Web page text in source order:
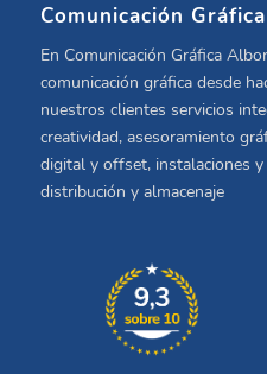
Comunicación
En Comunicación Gráfica
comunicación gráfica desde
nuestros clientes servicios
creatividad, asesoramiento
digital y offset, instalaciones
distribución y almacenaje